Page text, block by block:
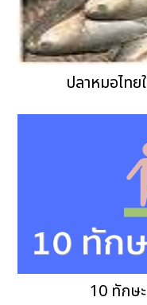
ปลาหมอไทย
10 ทักษ